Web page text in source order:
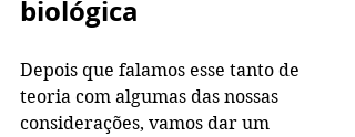
biológica
Depois que falamos esse tanto de
teoria com algumas das nossas
considerações, vamos dar um